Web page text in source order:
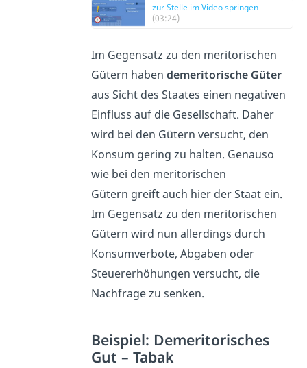
zur Stelle im Video springen
(03:24)
Im Gegensatz zu den meritorischen
Gütern habendemeritorische Güter
aus Sicht des Staates einen negativen
Einfluss auf die Gesellschaft. Daher
wird bei den Gütern versucht, den
Konsum gering zu halten. Genauso
wie bei den meritorischen
Gütern greift auch hier der Staat ein.
Im Gegensatz zu den meritorischen
Gütern wird nun allerdings durch
Konsumverbote, Abgaben oder
Steuererhöhungen versucht, die
Nachfrage zu senken.
Beispiel: Demeritorisches
Gut – Tabak